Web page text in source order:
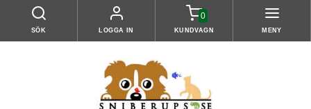
SÖK LOGGA IN
0
KUNDVAGN MENY